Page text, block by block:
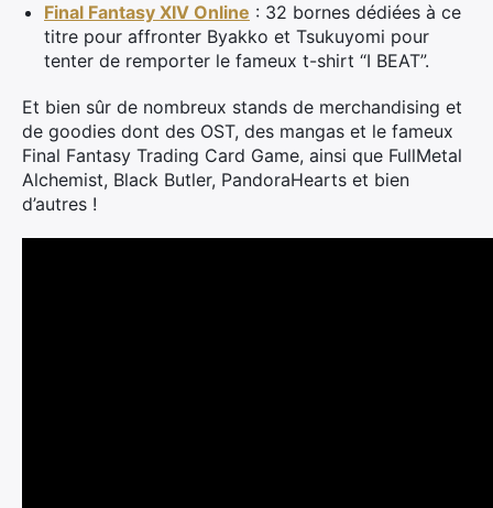
Final Fantasy XIV Online : 32 bornes dédiées à ce
titre pour affronter Byakko et Tsukuyomi pour
tenter de remporter le fameux t-shirt “I BEAT”.
Et bien sûr de nombreux stands de merchandising et
de goodies dont des OST, des mangas et le fameux
Final Fantasy Trading Card Game, ainsi que FullMetal
Alchemist, Black Butler, PandoraHearts et bien
d’autres !